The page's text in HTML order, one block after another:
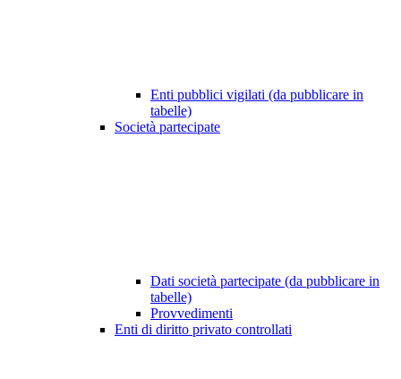
Enti pubblici vigilati (da pubblicare in
tabelle)
Società partecipate
Dati società partecipate (da pubblicare in
tabelle)
Provvedimenti
Enti di diritto privato controllati